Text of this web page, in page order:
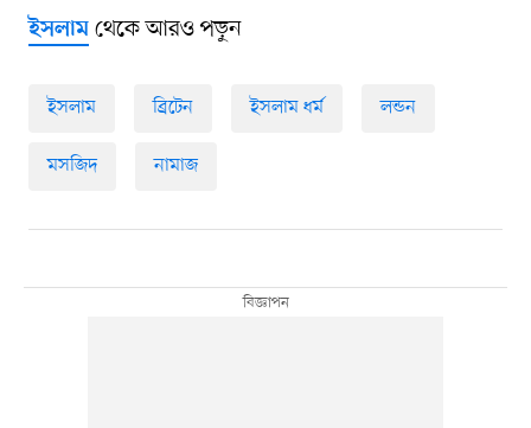
ইসলামথেকে আরও পড়ুন
ইসলাম ব্রিটেন ইসলাম ধর্ম লন্ডন
মসজিদ নামাজ